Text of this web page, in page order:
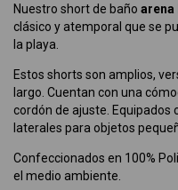
Nuestro short de baño arena
clásico y atemporal que se
la playa.
Estos shorts son amplios,
largo. Cuentan con una
cordón de ajuste. Equipados
laterales para objetos
Confeccionados en 100%
el medio ambiente.